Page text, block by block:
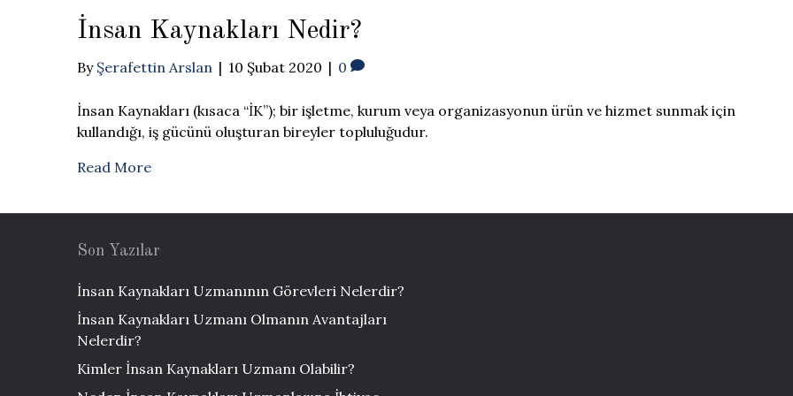
İnsan Kaynakları Nedir?
By Şerafettin Arslan | 10 Şubat 2020 | 0
İnsan Kaynakları (kısaca “İK”); bir işletme, kurum veya organizasyonun ürün ve hizmet sunmak için
kullandığı, iş gücünü oluşturan bireyler topluluğudur.
Read More
Son Yazılar
İnsan Kaynakları Uzmanının Görevleri Nelerdir?
İnsan Kaynakları Uzmanı Olmanın Avantajları
Nelerdir?
Kimler İnsan Kaynakları Uzmanı Olabilir?